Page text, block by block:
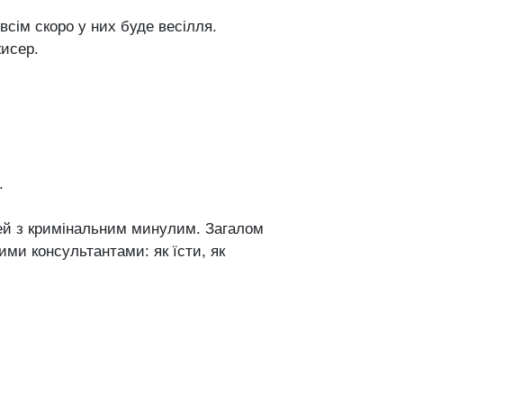
скоро у них буде весілля.
з кримінальним минулим. Загалом
консультантами: як їсти, як